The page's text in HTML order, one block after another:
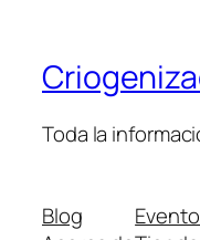
Toda la
Blog